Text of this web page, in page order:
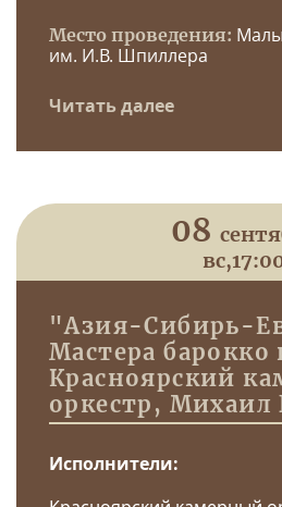
Место проведения:
им. И.В. Шпиллера
Читать далее
08
вс,
"Азия-Сибирь-
Мастера барокко
Красноярский
оркестр,
Исполнители: